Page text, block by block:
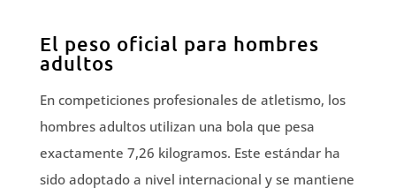
El peso oficial para hombres
adultos
En competiciones profesionales de atletismo, los
hombres adultos utilizan una bola que pesa
exactamente 7,26 kilogramos. Este estándar ha
sido adoptado a nivel internacional y se mantiene